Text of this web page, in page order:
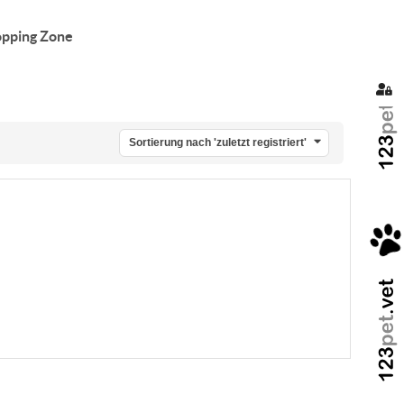
Zone
Sortierung nach 'zuletzt registriert'